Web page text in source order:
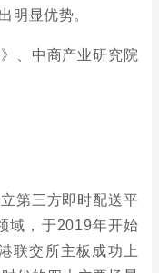
明显优势。
、中商产业研究院
第三方即时配送平
域，于2019年开始
联交所主板成功上